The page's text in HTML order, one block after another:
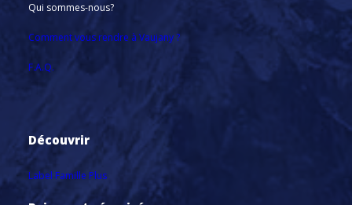
Qui sommes-nous?
Comment vous rendre à Vaujany ?
F.A.Q.
Découvrir
Label Famille Plus